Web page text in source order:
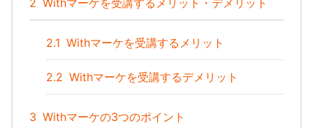
2.1 Withマーケを受講するメリット
2.2 Withマーケを受講するデメリット
3 Withマーケの3つのポイント